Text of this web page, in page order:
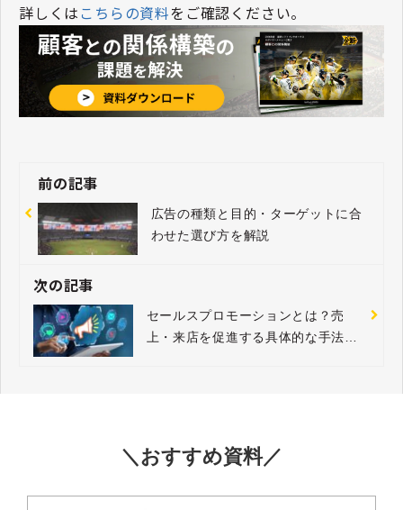
詳しくは こちらの資料をご確認ください。
前の記事
広告の種類と目的・ターゲットに合
わせた選び方を解説
次の記事
セールスプロモーションとは？売
上・来店を促進する具体的な手法と
＼おすすめ資料／